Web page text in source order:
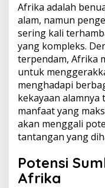
Afrika adalah
alam, namun
sering kali
yang kompleks.
terpendam, Afrika
untuk
menghadapi
kekayaan alamnya
manfaat yang
akan menggali
tantangan yang
Potensi
Afrika